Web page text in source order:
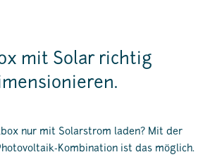
mit Solar richtig
nur mit Solarstrom laden? Mit der
Kombination ist das möglich.